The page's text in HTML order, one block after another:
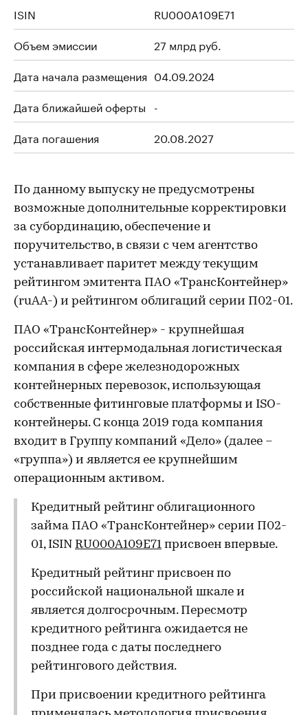
ISIN
RU000A109E71
Объем эмиссии
27 млрд руб.
Дата начала размещения 04.09.2024
Дата ближайшей оферты -
Дата погашения
20.08.2027
По данному выпуску не предусмотрены
возможные дополнительные корректировки
за субординацию, обеспечение и
поручительство, в связи с чем агентство
устанавливает паритет между текущим
рейтингом эмитента ПАО «ТрансКонтейнер»
(ruAA-) и рейтингом облигаций серии П02-01.
ПАО «ТрансКонтейнер» - крупнейшая
российская интермодальная логистическая
компания в сфере железнодорожных
контейнерных перевозок, использующая
собственные фитинговые платформы и ISO-
контейнеры. С конца 2019 года компания
входит в Группу компаний «Дело» (далее –
«группа») и является ее крупнейшим
операционным активом.
Кредитный рейтинг облигационного
займа ПАО «ТрансКонтейнер» серии П02-
01, ISIN RU000A109E71 присвоен впервые.
Кредитный рейтинг присвоен по
российской национальной шкале и
является долгосрочным. Пересмотр
кредитного рейтинга ожидается не
позднее года с даты последнего
рейтингового действия.
При присвоении кредитного рейтинга